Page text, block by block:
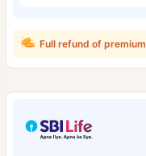
Full refund of premium